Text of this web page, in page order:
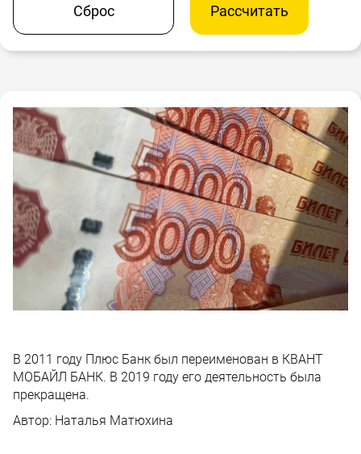
Сброс Рассчитать
В 2011 году Плюс Банк был переименован в КВАНТ
МОБАЙЛ БАНК. В 2019 году его деятельность была
прекращена.
Автор: Наталья Матюхина